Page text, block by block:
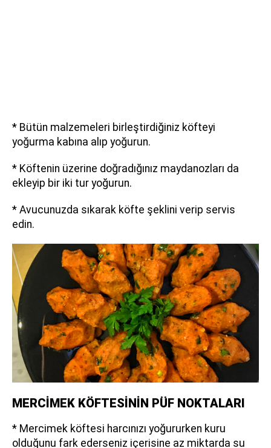
* Bütün malzemeleri birleştirdiğiniz köfteyi
yoğurma kabına alıp yoğurun.
* Köftenin üzerine doğradığınız maydanozları da
ekleyip bir iki tur yoğurun.
* Avucunuzda sıkarak köfte şeklini verip servis
edin.
MERCİMEK KÖFTESİNİN PÜF NOKTALARI
* Mercimek köftesi harcınızı yoğururken kuru
olduğunu fark ederseniz içerisine az miktarda su